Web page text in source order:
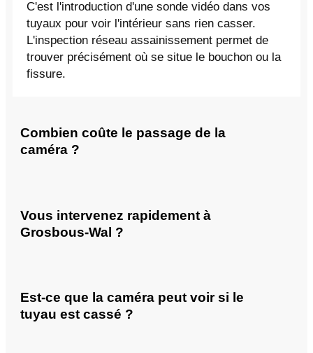
C'est l'introduction d'une sonde vidéo dans vos
tuyaux pour voir l'intérieur sans rien casser.
L'inspection réseau assainissement permet de
trouver précisément où se situe le bouchon ou la
fissure.
Combien coûte le passage de la
caméra ?
Vous intervenez rapidement à
Grosbous-Wal ?
Est-ce que la caméra peut voir si le
tuyau est cassé ?